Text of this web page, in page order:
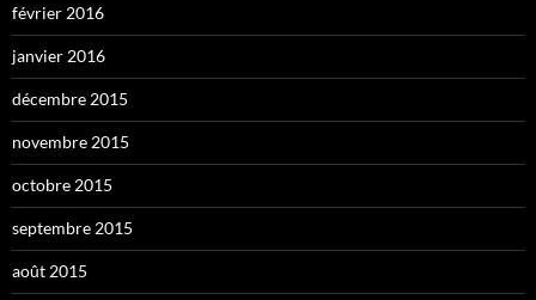
février 2016
janvier 2016
décembre 2015
novembre 2015
octobre 2015
septembre 2015
août 2015